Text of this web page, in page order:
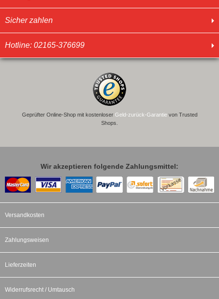
Sicher zahlen
Hotline: 02165-376699
Geprüfter Online-Shop mit kostenloser Geld-zurück-Garantievon Trusted
Shops.
Wir akzeptieren folgende Zahlungsmittel:
Versandkosten
Zahlungsweisen
Lieferzeiten
Widerrufsrecht / Umtausch